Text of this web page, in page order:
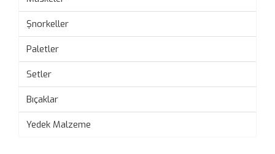
Şnorkeller
Paletler
Setler
Bıçaklar
Yedek Malzeme